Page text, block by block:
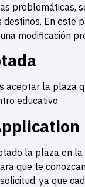
problemáticas,
destinos. En este
modificación
aceptar la plaza
educativo.
la plaza en
que te
ya que